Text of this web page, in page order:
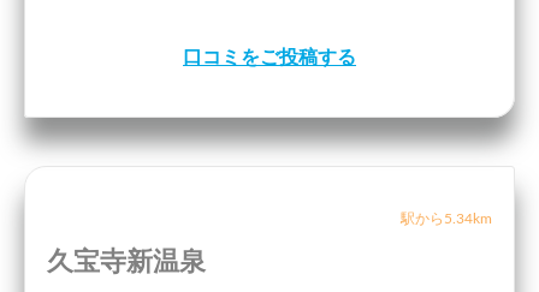
口コミをご投稿する
駅から5.34km
久宝寺新温泉